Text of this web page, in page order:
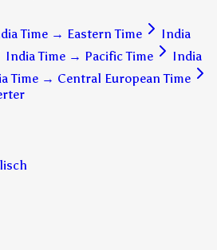
Time → Eastern Time
India
India Time → Pacific Time
India
Time → Central European Time